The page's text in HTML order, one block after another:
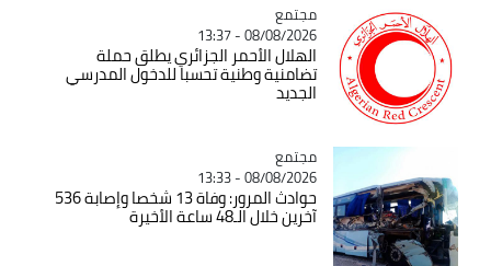
Catégorie
مجتمع
08/08/2026 - 13:37
الهلال الأحمر الجزائري يطلق حملة
تضامنية وطنية تحسبا للدخول المدرسي
الجديد
Catégorie
مجتمع
08/08/2026 - 13:33
حوادث المرور: وفاة 13 شخصا وإصابة 536
آخرين خلال الـ48 ساعة الأخيرة